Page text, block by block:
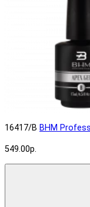
16417/B BHM
549.00р.